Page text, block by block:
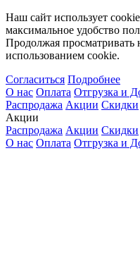
Наш сайт использует
максимальное удобство
Продолжая просматривать
использованием cookie.
Согласиться Подробнее
О нас Оплата Отгрузка и
Распродажа Акции Скидки
Акции
Распродажа Акции Скидки
О нас Оплата Отгрузка и